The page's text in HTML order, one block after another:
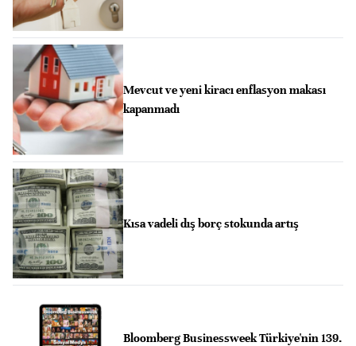
Mevcut ve yeni kiracı enflasyon makası
kapanmadı
Kısa vadeli dış borç stokunda artış
Bloomberg Businessweek Türkiye'nin 139.